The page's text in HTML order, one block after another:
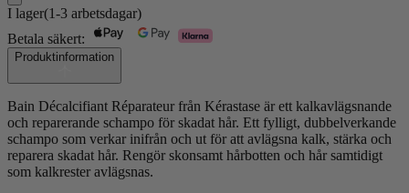
Rénovateur
Shampoo
250ML
I lager(1-3 arbetsdagar)
Betala säkert:
Produktinformation
Bain Décalcifiant Réparateur från Kérastase är ett kalkavlägsnande
och reparerande schampo för skadat hår. Ett fylligt, dubbelverkande
schampo som verkar inifrån och ut för att avlägsna kalk, stärka och
reparera skadat hår. Rengör skonsamt hårbotten och hår samtidigt
som kalkrester avlägsnas.